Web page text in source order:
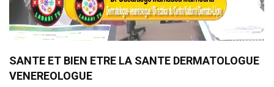
SANTE ET BIEN ETRE LA SANTE DERMATOLOGUE
VENEREOLOGUE